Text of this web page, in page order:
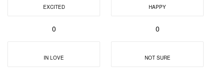
EXCITED
0
HAPPY
0
IN LOVE NOT SURE